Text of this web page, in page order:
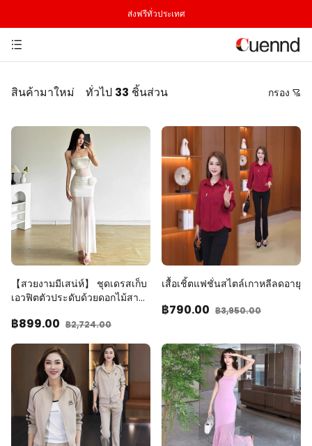
ส่งฟรีทั่วประเทศ
สินค้ามาใหม่ ทั่วไป 33 ชิ้นส่วน กรอง
ราคา
แนะนำการเรียงลำดับ
เรียงตามราคาจากต่ำไปสูง
เรียงตามราคาจากสูงไปต่ำ
จากใหม่ไปเก่า
จากเก่าไปใหม่
【สวยงามมีเสน่ห์】 ชุดเดรสเก็บ
เอวฟิตตัวประดับด้วยดอกไม้สาม
฿899.00 ฿2,724.00
เสื้อเชิ้ตแฟชั่นสไตล์เกาหลีลดอายุ
฿790.00 ฿3,950.00